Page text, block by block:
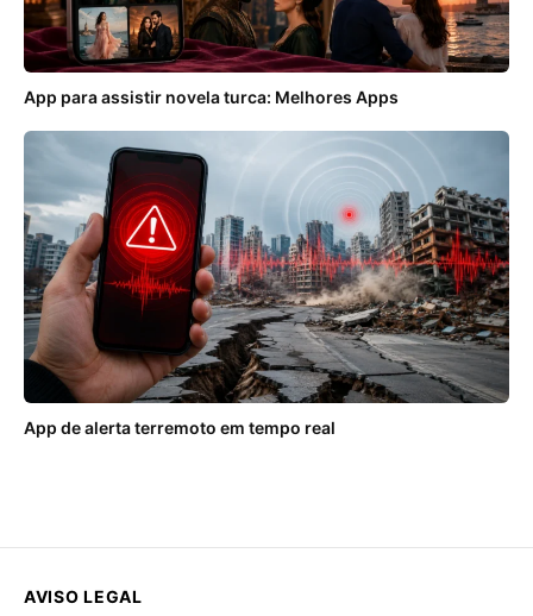
App para assistir novela turca: Melhores Apps
App de alerta terremoto em tempo real
AVISO LEGAL